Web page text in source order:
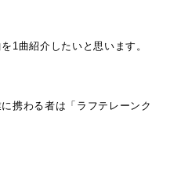
1曲紹介したいと思います。
携わる者は「ラフテレーンク